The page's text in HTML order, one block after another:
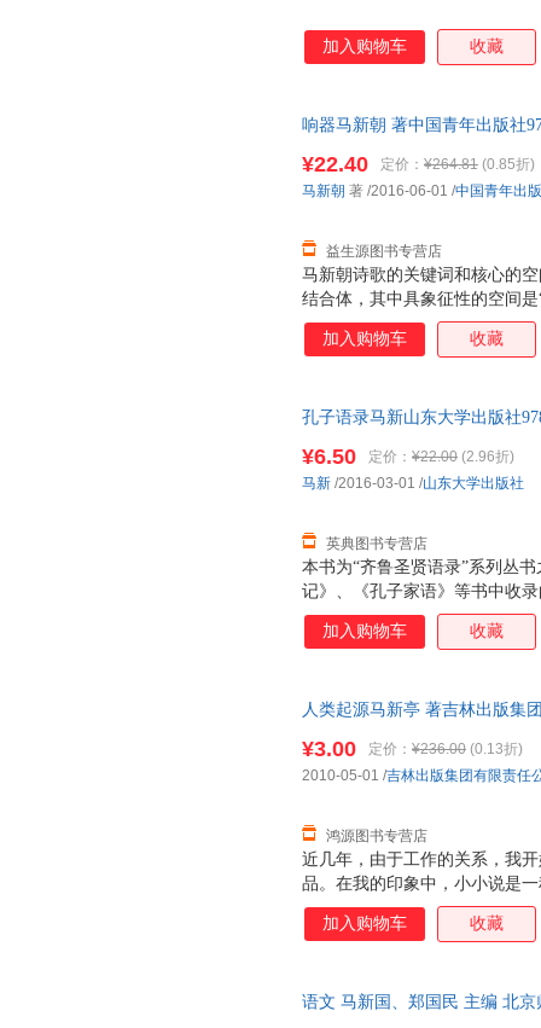
加入购物车 收藏
响器马新朝 著中国青年出版社
马新朝诗歌的关键词和核心的
结合体，其中具象征性的空间
度地反复现身，这甚至让我们
油漆剥落的棺材重新刷上红色
候却是默片。
¥22.40 定价： ¥264.81 (0.85折)
益生源图书专营店
马新朝 著 /2016-06-01 /中国青年出
加入购物车 收藏
孔子语录马新山东大学出版社
本书为“齐鲁圣贤语录”系列丛
记》、《孔子家语》等书中收
注释、解析，从修身、治学等
具有一定的社会价值。
¥6.50 定价： ¥22.00 (2.96折)
英典图书专营店
马新 /2016-03-01 /山东大学出版社
加入购物车 收藏
人类起源马新亭 著吉林出版集
近几年，由于工作的关系，我
品。在我的印象中，小小说是
《山海经》《世说新语》《搜
一种年轻的文体，它从上世纪
说繁荣的又一个独特景观正在
¥3.00 定价： ¥236.00 (0.13折)
鸿源图书专营店
2010-05-01 /吉林出版集团有限责任
加入购物车 收藏
语文 马新国、郑国民 主编 北